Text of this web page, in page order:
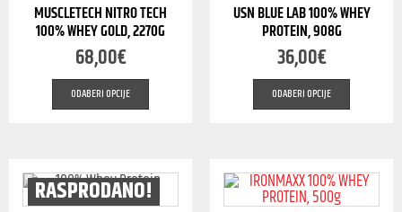
MUSCLETECH NITRO TECH
100% WHEY GOLD, 2270G
68,00€
ODABERI OPCIJE
USN BLUE LAB 100% WHEY
PROTEIN, 908G
36,00€
ODABERI OPCIJE
RASPRODANO!